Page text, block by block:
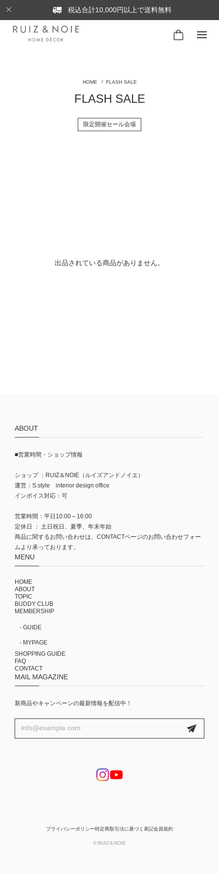
税込合計10,000円以上で送料無料
FLASH SALE
FLASH SALE
限定開催セール会場
出品されている商品がありません。
ABOUT
■営業時間・ショップ情報
ショップ ：RUIZ＆NOIE（ルイズアンドノイエ）
運営：S.style interior design office
インボイス対応：可
営業時間：平日10:00～16:00
定休日 ： 土日祝日、夏季、年末年始
商品に関するお問い合わせは、CONTACTページのお問い合わせフォー
ムより承っております。
MENU
HOME
ABOUT
TOPIC
BUDDY CLUB
MEMBERSHIP
- GUIDE
- MYPAGE
SHOPPING GUIDE
FAQ
CONTACT
MAIL MAGAZINE
新商品やキャンペーンの最新情報を配信中！
プライバシーポリシー特定商取引法に基づく表記会員規約
© RUIZ＆NOIE